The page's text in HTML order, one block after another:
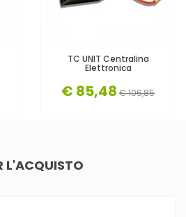
TC UNIT Centralina
Elettronica
€ 85,48 € 106,85
L'ACQUISTO